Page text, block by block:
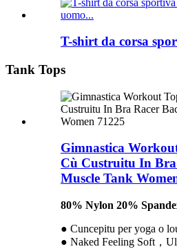
T-shirt da corsa
Tank Tops
Gimnastica
Cù Custruitu In
Muscle Tank
80% Nylon 20%
● Cuncepitu per yoga o
● Naked Feeling Soft，